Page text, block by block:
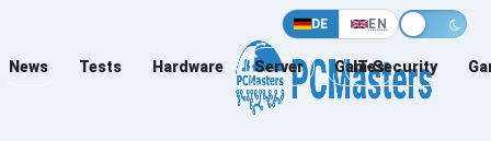
DE EN
News Tests Hardware Server Games
IT-Security